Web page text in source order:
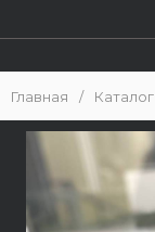
Главная / Каталог